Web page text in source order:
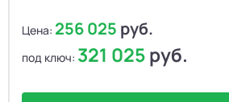
Цена: 256 025 руб.
под ключ: 321 025руб.